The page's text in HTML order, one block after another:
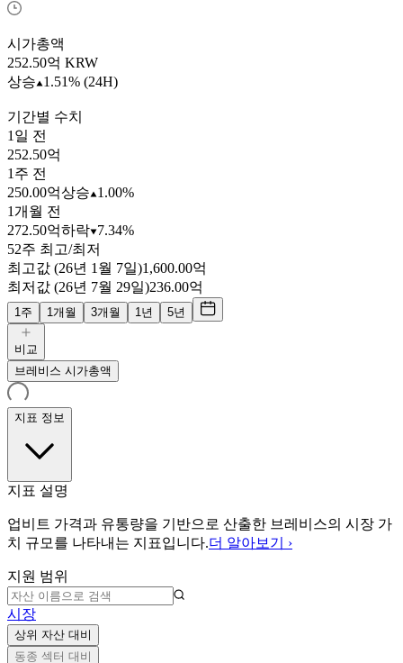
시가총액
252.50억 KRW
상승 1.51% (24H)
기간별 수치
1일 전
252.50억
1주 전
250.00억상승 1.00%
1개월 전
272.50억하락 7.34%
52주 최고/최저
최고값 (26년 1월 7일)1,600.00억
최저값 (26년 7월 29일)236.00억
1주 1개월 3개월 1년 5년
비교
브레비스 시가총액
지표 정보
지표 설명
업비트 가격과 유통량을 기반으로 산출한 브레비스의 시장 가
치 규모를 나타내는 지표입니다.더 알아보기 ›
지원 범위
시장
상위 자산 대비
동종 섹터 대비